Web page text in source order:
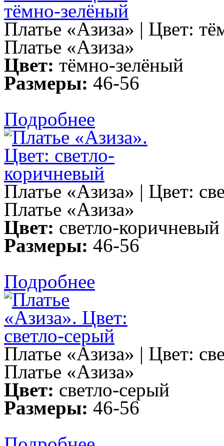
Платье «Азиза» | Цвет:
Платье «Азиза»
Цвет: тёмно-зелёный
Размеры: 46-56
Подробнее
Платье «Азиза» | Цвет:
Платье «Азиза»
Цвет: светло-коричневый
Размеры: 46-56
Подробнее
Платье «Азиза» | Цвет:
Платье «Азиза»
Цвет: светло-серый
Размеры: 46-56